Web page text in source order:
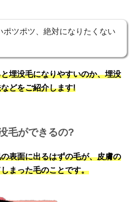
ポツポツ、絶対になりたくない
埋没毛になりやすいのか、埋没
どをご紹介します!
毛ができるの?
表面に出るはずの毛が、皮膚の
まった毛のことです。